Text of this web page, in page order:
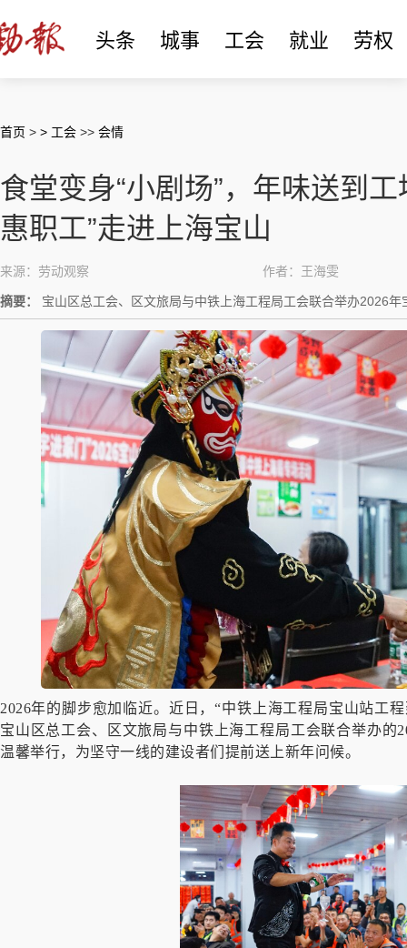
头条 城事 工会 就业 劳权
首页 > > 工会 >> 会情
食堂变身“小剧场”，年味送到
惠职工”走进上海宝山
来源：劳动观察 作者：王海雯
摘要： 宝山区总工会、区文旅局与中铁上海工程局工会联合举办2026年
2026年的脚步愈加临近。近日，“中铁上海工程局宝山站工
宝山区总工会、区文旅局与中铁上海工程局工会联合举办的
温馨举行，为坚守一线的建设者们提前送上新年问候。